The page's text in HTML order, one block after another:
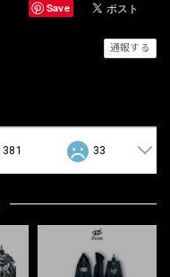
Save
通報する
381 33